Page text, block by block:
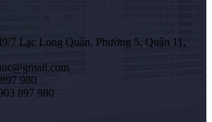
7 Lạc Long Quân, Phường 5, Quận 11,
980
897 980